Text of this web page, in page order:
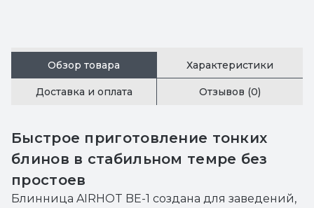
Обзор товара Характеристики
Доставка и оплата Отзывов (0)
Быстрое приготовление тонких
блинов в стабильном темpe без
простоев
Блинница AIRHOT BE-1 создана для заведений,